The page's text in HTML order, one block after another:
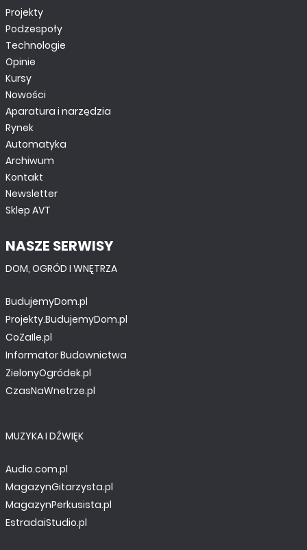
Projekty
Podzespoły
Technologie
Opinie
Kursy
Nowości
Aparatura i narzędzia
Rynek
Automatyka
Archiwum
Kontakt
Newsletter
Sklep AVT
NASZE SERWISY
DOM, OGRÓD I WNĘTRZA
BudujemyDom.pl
Projekty.BudujemyDom.pl
CoZaIle.pl
Informator Budownictwa
ZielonyOgródek.pl
CzasNaWnetrze.pl
MUZYKA I DŹWIĘK
Audio.com.pl
MagazynGitarzysta.pl
MagazynPerkusista.pl
EstradaiStudio.pl